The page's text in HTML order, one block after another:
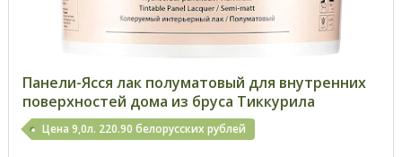
Панели-Ясся лак полуматовый для внутренних
поверхностей дома из бруса Тиккурила
Цена 9,0л. 220.90 белорусских рублей